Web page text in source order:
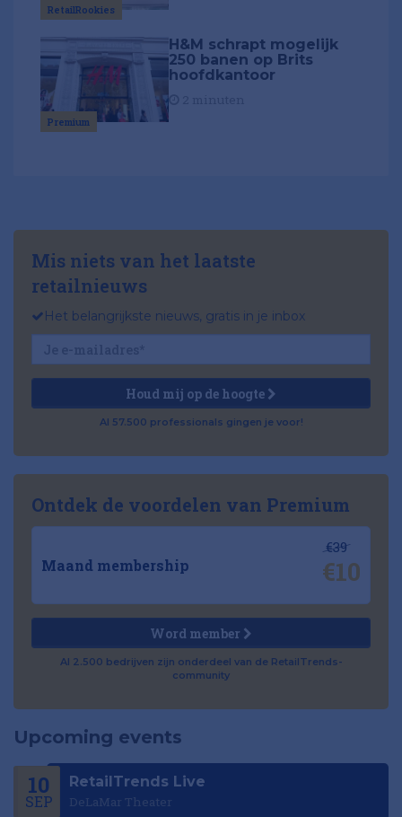
RetailRookies
Premium
H&M schrapt mogelijk
250 banen op Brits
hoofdkantoor
Mis niets van het laatste
retailnieuws
Het belangrijkste nieuws, gratis in je inbox
Houd mij op de hoogte
Al 57.500 professionals gingen je voor!
Ontdek de voordelen van Premium
Maand membership
€39
€10
Word member
Al 2.500 bedrijven zijn onderdeel van de RetailTrends-
community
Upcoming events
10
SEP
RetailTrends Live
DeLaMar Theater